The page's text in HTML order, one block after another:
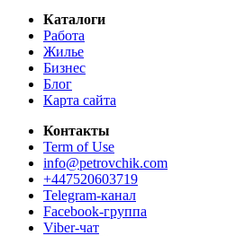
Каталоги
Работа
Жилье
Бизнес
Блог
Карта сайта
Контакты
Term of Use
info@petrovchik.com
+447520603719
Telegram-канал
Facebook-группа
Viber-чат